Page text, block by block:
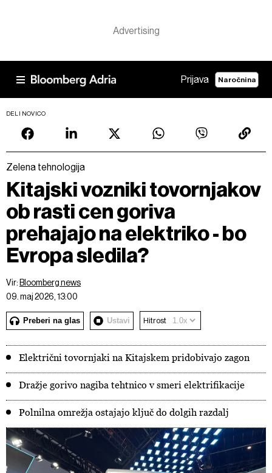
Prijava Naročnina
DELI NOVICO
Zelena tehnologija
Kitajski vozniki tovornjakov
ob rasti cen goriva
prehajajo na elektriko - bo
Evropa sledila?
Vir: Bloomberg news
09. maj 2026, 13:00
Preberi na glas Ustavi Hitrost
Električni tovornjaki na Kitajskem pridobivajo zagon
Dražje gorivo nagiba tehtnico v smeri elektrifikacije
Polnilna omrežja ostajajo ključ do dolgih razdalj